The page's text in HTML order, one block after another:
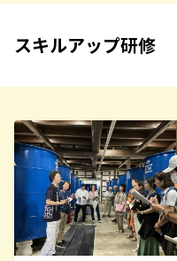
スキルアップ研修